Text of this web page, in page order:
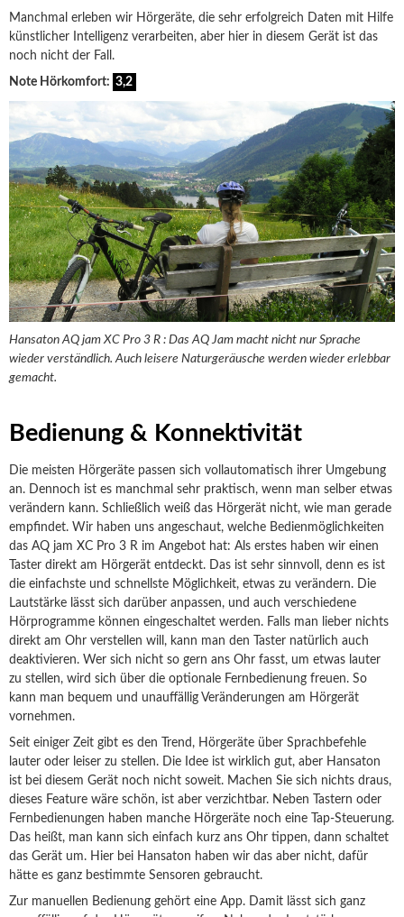
Manchmal erleben wir Hörgeräte, die sehr erfolgreich Daten mit Hilfe
künstlicher Intelligenz verarbeiten, aber hier in diesem Gerät ist das
noch nicht der Fall.
Note Hörkomfort: 3,2
Hansaton AQ jam XC Pro 3 R : Das AQ Jam macht nicht nur Sprache
wieder verständlich. Auch leisere Naturgeräusche werden wieder erlebbar
gemacht.
Bedienung & Konnektivität
Die meisten Hörgeräte passen sich vollautomatisch ihrer Umgebung
an. Dennoch ist es manchmal sehr praktisch, wenn man selber etwas
verändern kann. Schließlich weiß das Hörgerät nicht, wie man gerade
empfindet. Wir haben uns angeschaut, welche Bedienmöglichkeiten
das AQ jam XC Pro 3 R im Angebot hat: Als erstes haben wir einen
Taster direkt am Hörgerät entdeckt. Das ist sehr sinnvoll, denn es ist
die einfachste und schnellste Möglichkeit, etwas zu verändern. Die
Lautstärke lässt sich darüber anpassen, und auch verschiedene
Hörprogramme können eingeschaltet werden. Falls man lieber nichts
direkt am Ohr verstellen will, kann man den Taster natürlich auch
deaktivieren. Wer sich nicht so gern ans Ohr fasst, um etwas lauter
zu stellen, wird sich über die optionale Fernbedienung freuen. So
kann man bequem und unauffällig Veränderungen am Hörgerät
vornehmen.
Seit einiger Zeit gibt es den Trend, Hörgeräte über Sprachbefehle
lauter oder leiser zu stellen. Die Idee ist wirklich gut, aber Hansaton
ist bei diesem Gerät noch nicht soweit. Machen Sie sich nichts draus,
dieses Feature wäre schön, ist aber verzichtbar. Neben Tastern oder
Fernbedienungen haben manche Hörgeräte noch eine Tap-Steuerung.
Das heißt, man kann sich einfach kurz ans Ohr tippen, dann schaltet
das Gerät um. Hier bei Hansaton haben wir das aber nicht, dafür
hätte es ganz bestimmte Sensoren gebraucht.
Zur manuellen Bedienung gehört eine App. Damit lässt sich ganz